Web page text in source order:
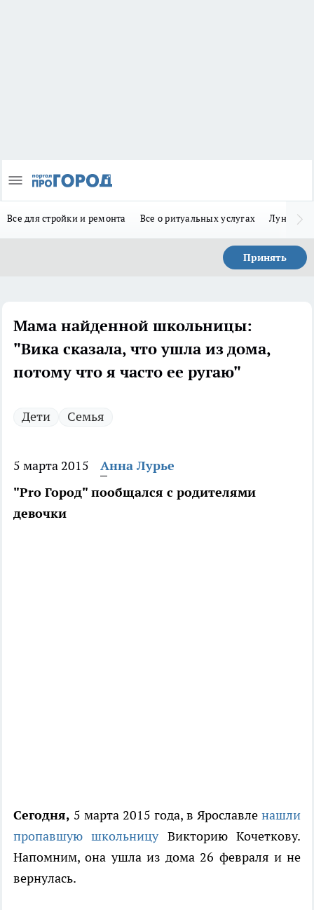
Все для стройки и ремонта Все о ритуальных услугах Лунно-
Принять
Мама найденной школьницы:
"Вика сказала, что ушла из дома,
потому что я часто ее ругаю"
Дети Семья
5 марта 2015
Анна Лурье
"Pro Город" пообщался с родителями
девочки
Сегодня, 5 марта 2015 года, в Ярославле нашли
пропавшую школьницуВикторию Кочеткову.
Напомним, она ушла из дома 26 февраля и не
вернулась.